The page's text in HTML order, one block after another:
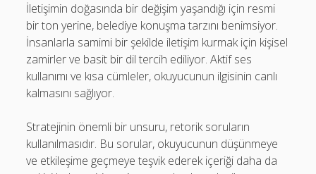
İletişimin doğasında bir değişim yaşandığı için resmi
bir ton yerine, belediye konuşma tarzını benimsiyor.
İnsanlarla samimi bir şekilde iletişim kurmak için kişisel
zamirler ve basit bir dil tercih ediliyor. Aktif ses
kullanımı ve kısa cümleler, okuyucunun ilgisinin canlı
kalmasını sağlıyor.
Stratejinin önemli bir unsuru, retorik soruların
kullanılmasıdır. Bu sorular, okuyucunun düşünmeye
ve etkileşime geçmeye teşvik ederek içeriği daha da